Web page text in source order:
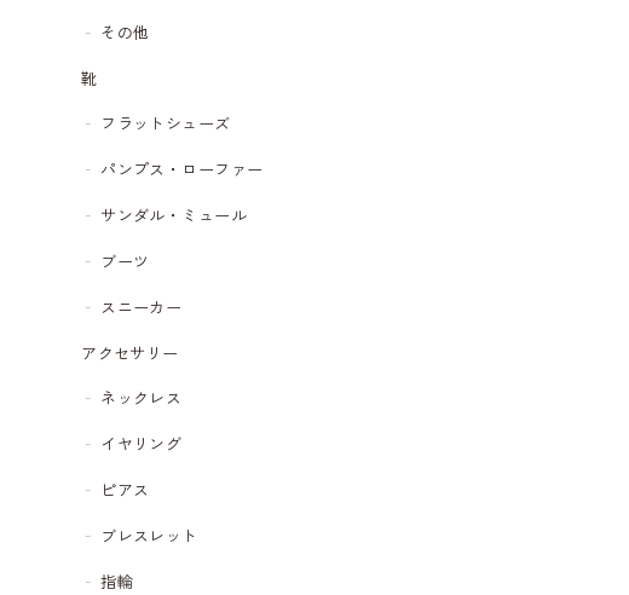
その他
靴
フラットシューズ
パンプス・ローファー
サンダル・ミュール
ブーツ
スニーカー
アクセサリー
ネックレス
イヤリング
ピアス
ブレスレット
指輪